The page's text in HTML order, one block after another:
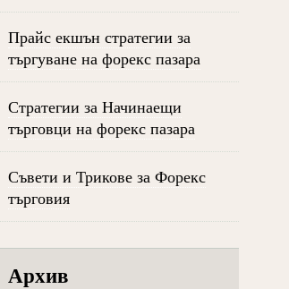
Прайс екшън стратегии за
търгуване на форекс пазара
Стратегии за Начинаещи
търговци на форекс пазара
Съвети и Трикове за Форекс
търговия
Архив